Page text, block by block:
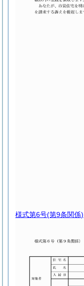
様式第6号(第9条関係)